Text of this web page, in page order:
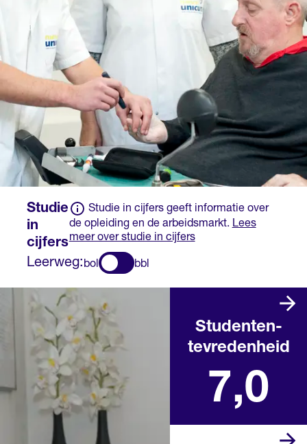
op basis van een
ministeriële regeling.
Studie
in
cijfers
Studie in cijfers geeft informatie over
de opleiding en de arbeidsmarkt. Lees
meer over studie in cijfers
Leerweg: bol bbl
Studenten­
tevredenheid
7,0